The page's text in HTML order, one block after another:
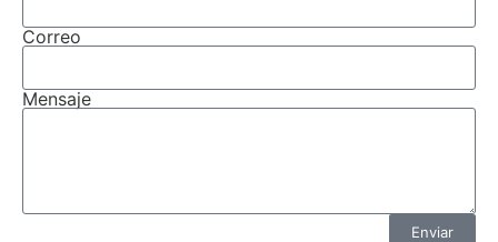
Correo
Mensaje
Enviar